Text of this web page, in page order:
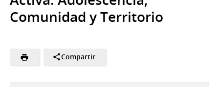
Comunidad y Territorio
Compartir